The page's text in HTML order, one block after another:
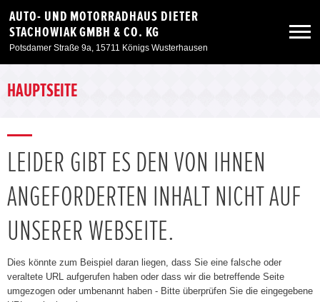
AUTO- UND MOTORRADHAUS DIETER
STACHOWIAK GMBH & CO. KG
Potsdamer Straße 9a, 15711 Königs Wusterhausen
Neuwagen
Angebote
Unser Autohaus
HAUPTSEITE
LEIDER GIBT ES DEN VON IHNEN
ANGEFORDERTEN INHALT NICHT AUF
UNSERER WEBSEITE.
Dies könnte zum Beispiel daran liegen, dass Sie eine falsche oder
veraltete URL aufgerufen haben oder dass wir die betreffende Seite
umgezogen oder umbenannt haben - Bitte überprüfen Sie die eingegebene